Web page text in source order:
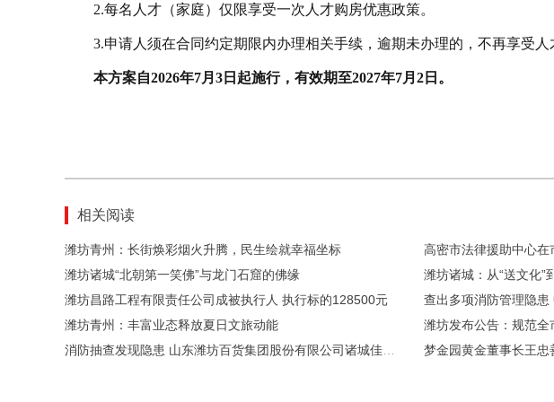
2.每名人才（家庭）仅限享受一次人才购房优惠政策。
3.申请人须在合同约定期限内办理相关手续，逾期未办理的，不再享受人
本方案自2026年7月3日起施行，有效期至2027年7月2日。
相关阅读
潍坊青州：长街焕彩烟火升腾，民生绘就幸福坐标
高密市法律援助中心在
潍坊诸城“‌北朝第一笑佛‌”与龙门石窟的佛缘
潍坊昌路工程有限责任公司成被执行人 执行标的128500元
潍坊青州：丰富业态释放夏日文旅动能
潍坊发布公告：规范
梦金园黄金董事长王忠